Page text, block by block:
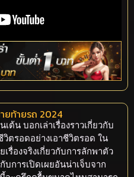
ยท้ายรถ 2024
น บอกเล่าเรื่องราวเกี่ยวกับ
ตรอดอย่างเอาชีวิตรอด ใน
รื่องจริงเกี่ยวกับการลักพาตัว
การเปิดเผยอันน่าเจ็บจาก